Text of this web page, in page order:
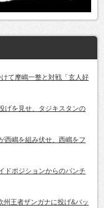
て摩嶋一整と対戦「玄人好
げを見せ、タジキスタンの
西嶋を組み伏せ、西嶋をフ
ドポジションからのパンチ
州王者ザンガナに投げ&バッ